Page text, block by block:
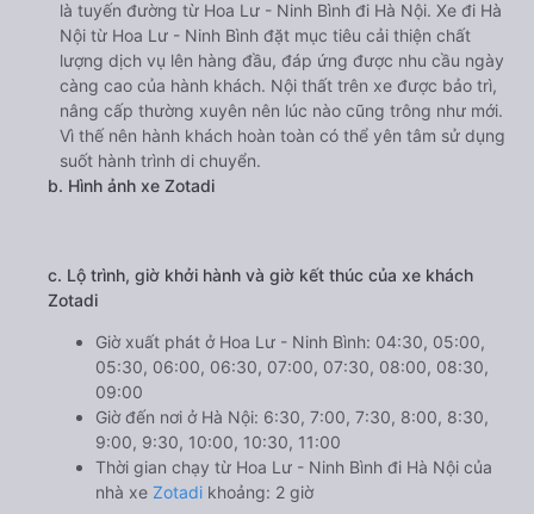
là tuyến đường từ Hoa Lư - Ninh Bình đi Hà Nội. Xe đi Hà
Nội từ Hoa Lư - Ninh Bình đặt mục tiêu cải thiện chất
lượng dịch vụ lên hàng đầu, đáp ứng được nhu cầu ngày
càng cao của hành khách. Nội thất trên xe được bảo trì,
nâng cấp thường xuyên nên lúc nào cũng trông như mới.
Vì thế nên hành khách hoàn toàn có thể yên tâm sử dụng
suốt hành trình di chuyển.
b. Hình ảnh xe Zotadi
c. Lộ trình, giờ khởi hành và giờ kết thúc của xe khách
Zotadi
Giờ xuất phát ở Hoa Lư - Ninh Bình: 04:30, 05:00,
05:30, 06:00, 06:30, 07:00, 07:30, 08:00, 08:30,
09:00
Giờ đến nơi ở Hà Nội: 6:30, 7:00, 7:30, 8:00, 8:30,
9:00, 9:30, 10:00, 10:30, 11:00
Thời gian chạy từ Hoa Lư - Ninh Bình đi Hà Nội của
nhà xe Zotadi khoảng: 2 giờ